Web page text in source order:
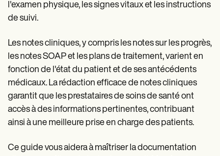
Webinars
Become a Partner
Why Carepatron?
Login
Get started
l'examen physique, les signes vitaux et les instructions
de suivi.
Les notes cliniques, y compris les notes sur les progrès,
les notes SOAP et les plans de traitement, varient en
fonction de l'état du patient et de ses antécédents
médicaux. La rédaction efficace de notes cliniques
garantit que les prestataires de soins de santé ont
accès à des informations pertinentes, contribuant
ainsi à une meilleure prise en charge des patients.
Ce guide vous aidera à maîtriser la documentation